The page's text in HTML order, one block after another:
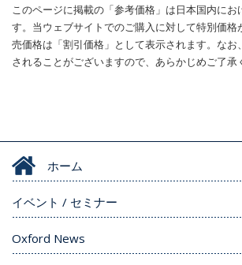
このページに掲載の「参考価格」は日本国内に
す。当ウェブサイトでのご購入に対して特別価格
売価格は「割引価格」として表示されます。なお
されることがございますので、あらかじめご了承
ホーム
イベント / セミナー
Oxford News